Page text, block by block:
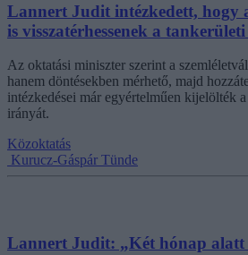
Lannert Judit intézkedett,
is visszatérhessenek a
Az oktatási miniszter szerint a
hanem döntésekben mérhető, majd
intézkedései már egyértelműen kijelölték
irányát.
Közoktatás
Kurucz-Gáspár Tünde
Lannert Judit: „Két hónap alatt